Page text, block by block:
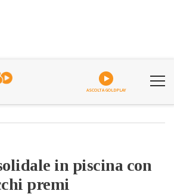
ASCOLTA GOLDPLAY
in piscina con
premi